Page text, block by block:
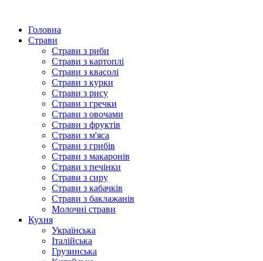
Головна
Страви
Страви з риби
Страви з картоплі
Страви з квасолі
Страви з курки
Страви з рису
Страви з гречки
Страви з овочами
Страви з фруктів
Страви з м'яса
Страви з грибів
Страви з макаронів
Страви з печінки
Страви з сиру
Страви з кабачків
Страви з баклажанів
Молочні страви
Кухня
Українська
Італійська
Грузинська